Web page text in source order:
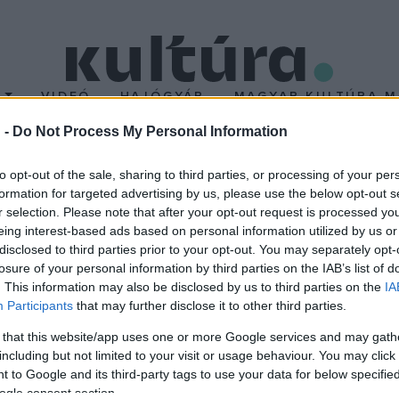
- Do Not Process My Personal Information
opt-out of the sale, sharing to third parties, or processing of your
for targeted advertising by us, please use the below opt-out
selection. Please note that after your opt-out request is processed
interest-based ads based on personal information utilized by us
to third parties prior to your opt-out. You may separately
of your personal information by third parties on the IAB’s list of
This information may also be disclosed by us to third parties on the
Participants that may further disclose it to other third parties.
that this website/app uses one or more Google services and may
but not limited to your visit or usage behaviour. You may
to Google and its third-party tags to use your data for below
consent section.
VIDEÓ HAJÓGYÁR MAGYAR KULTÚRA
Vinci-emlékév
és többek között egy Leonardo-festménnyel díszített
sora a római elnöki palota kiállítótermeiben március
amely június 30-ig látható. A torinói királyi palotában április
képtárában pedig a Leonardo Da Vinci ? Az ember a világ